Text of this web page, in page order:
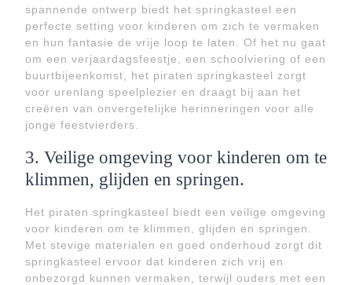
spannende ontwerp biedt het springkasteel een
perfecte setting voor kinderen om zich te vermaken
en hun fantasie de vrije loop te laten. Of het nu gaat
om een verjaardagsfeestje, een schoolviering of een
buurtbijeenkomst, het piraten springkasteel zorgt
voor urenlang speelplezier en draagt bij aan het
creëren van onvergetelijke herinneringen voor alle
jonge feestvierders.
3. Veilige omgeving voor kinderen om te
klimmen, glijden en springen.
Het piraten springkasteel biedt een veilige omgeving
voor kinderen om te klimmen, glijden en springen.
Met stevige materialen en goed onderhoud zorgt dit
springkasteel ervoor dat kinderen zich vrij en
onbezorgd kunnen vermaken, terwijl ouders met een